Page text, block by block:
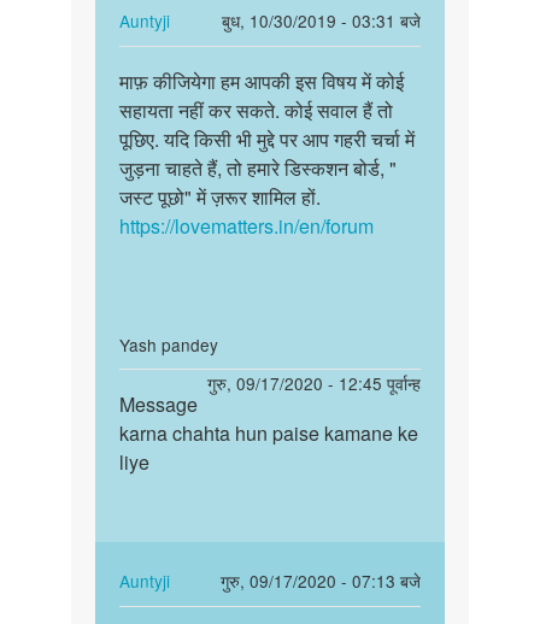
kamana
by
Altaf
khan
कमाना…
Auntyji
बुध, 10/30/2019 - 03:31 बजे
In
reply
to
में
सेक्स
करके
पैसा
कमाना…
माफ़
कीजियेगा
हम
आपकी
इस
विषय…
माफ़ कीजियेगा हम आपकी इस विषय में कोई
सहायता नहीं कर सकते. कोई सवाल हैं तो
पूछिए. यदि किसी भी मुद्दे पर आप गहरी चर्चा में
जुड़ना चाहते हैं, तो हमारे डिस्कशन बोर्ड, "
जस्ट पूछो" में ज़रूर शामिल हों.
https://lovematters.in/en/forum
Yash pandey
गुरु, 09/17/2020 - 12:45 पूर्वान्ह
In
reply
to
में
कमाना…
by
Lokesh
Message
karna
chahta
Message
karna chahta hun paise kamane ke
liye
Auntyji
गुरु, 09/17/2020 - 07:13 बजे
In
reply